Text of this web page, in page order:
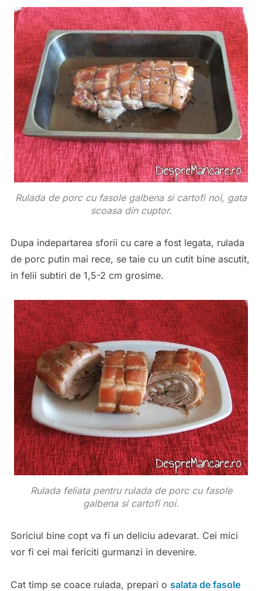
Rulada de porc cu fasole galbena si cartofi noi, gata
scoasa din cuptor.
Dupa indepartarea sforii cu care a fost legata, rulada
de porc putin mai rece, se taie cu un cutit bine ascutit,
in felii subtiri de 1,5-2 cm grosime.
Rulada feliata pentru rulada de porc cu fasole
galbena si cartofi noi.
Soriciul bine copt va fi un deliciu adevarat. Cei mici
vor fi cei mai fericiti gurmanzi in devenire.
Cat timp se coace rulada, prepari o salata de fasole